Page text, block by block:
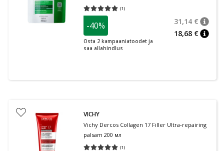
(1)
Средняя оценка 5.00
-40%
Osta 2 kampaaniatoodet ja
saa allahindlus
31,14 €
18,68 €
VICHY
Vichy Dercos Collagen 17 Filler Ultra-repairing
palsam 200 мл
(1)